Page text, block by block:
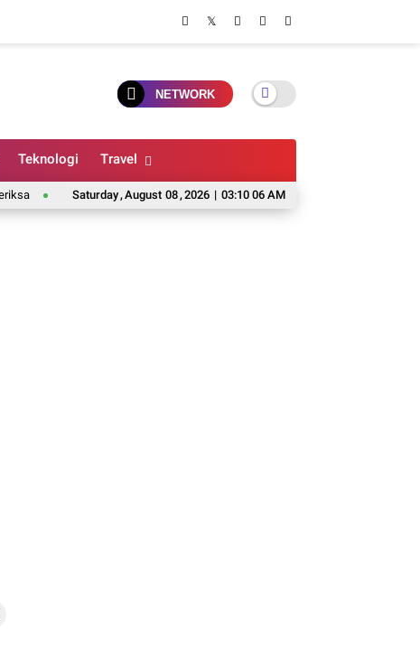
NETWORK
Teknologi Travel
Saturday,August 08,2026 | 03:10 07 AM
Disdik Kota Bandung Pastikan Hak Belajar Siswa SDN 026 Bojongloa Tetap